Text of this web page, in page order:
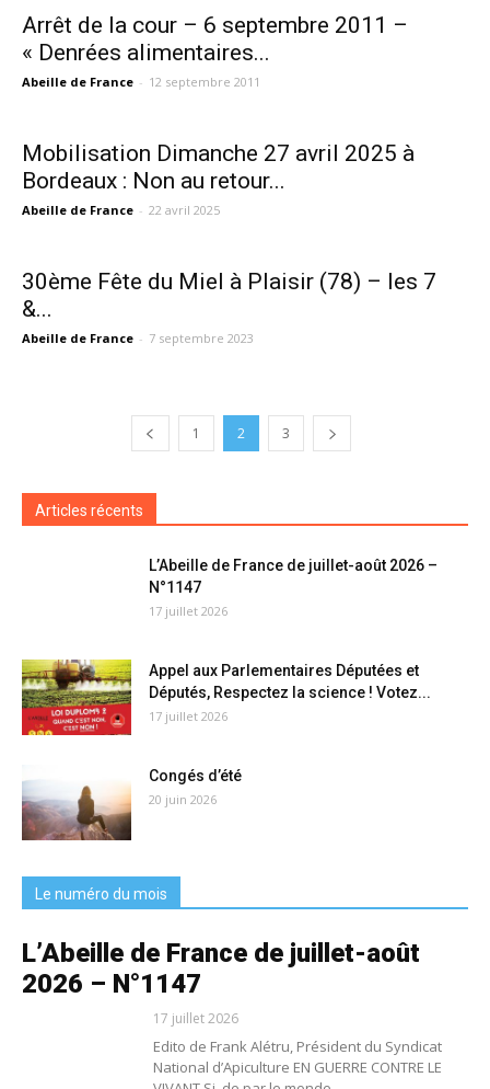
Arrêt de la cour – 6 septembre 2011 –
« Denrées alimentaires...
Abeille de France - 12 septembre 2011
Mobilisation Dimanche 27 avril 2025 à
Bordeaux : Non au retour...
Abeille de France - 22 avril 2025
30ème Fête du Miel à Plaisir (78) – les 7
&...
Abeille de France - 7 septembre 2023
1 2 3
Articles récents
L’Abeille de France de juillet-août 2026 –
N°1147
17 juillet 2026
Appel aux Parlementaires Députées et
Députés, Respectez la science ! Votez...
17 juillet 2026
Congés d’été
20 juin 2026
Le numéro du mois
L’Abeille de France de juillet-août
2026 – N°1147
17 juillet 2026
Edito de Frank Alétru, Président du Syndicat
National d’Apiculture EN GUERRE CONTRE LE